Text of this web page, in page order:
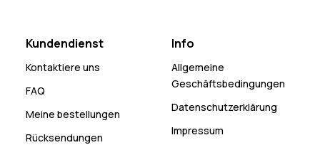
Kundendienst
Kontaktiere uns
FAQ
Meine bestellungen
Rücksendungen
Info
Allgemeine
Geschäftsbedingungen
Datenschutzerklärung
Impressum